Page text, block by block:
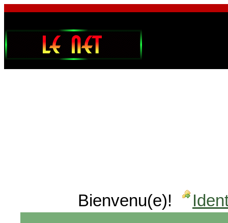
Bienvenu(e)!